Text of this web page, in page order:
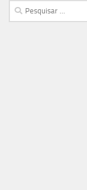
Pesquisar
por: